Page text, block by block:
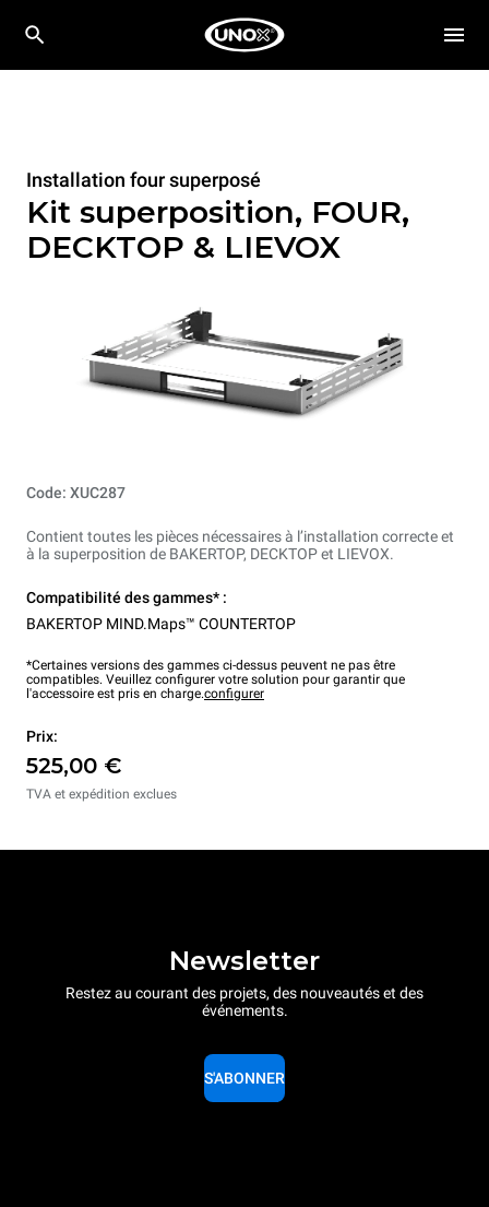
Installation four superposé
Kit superposition, FOUR,
DECKTOP & LIEVOX
Code: XUC287
Contient toutes les pièces nécessaires à l’installation correcte et
à la superposition de BAKERTOP, DECKTOP et LIEVOX.
Compatibilité des gammes* :
BAKERTOP MIND.Maps™ COUNTERTOP
*Certaines versions des gammes ci-dessus peuvent ne pas être
compatibles. Veuillez configurer votre solution pour garantir que
l'accessoire est pris en charge.configurer
Prix:
525,00 €
TVA et expédition exclues
Newsletter
Restez au courant des projets, des nouveautés et des
événements.
S'ABONNER